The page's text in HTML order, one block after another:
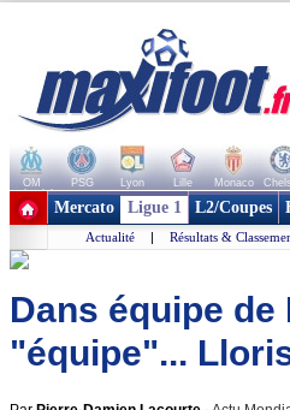
OM PSG Lyon Lille Monaco
+ de clubs
Mercato Ligue 1 L2/Coupes
Actualité | Résultats &
Dans équipe
"équipe"...